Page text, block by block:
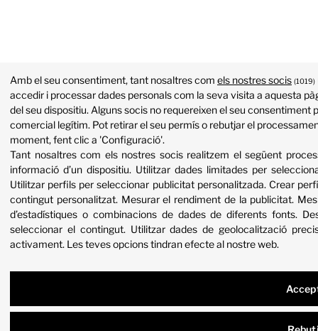
Amb el seu consentiment, tant nosaltres com els nostres socis (1019)
accedir i processar dades personals com la seva visita a aquesta
del seu dispositiu. Alguns socis no requereixen el seu consentiment
comercial legítim. Pot retirar el seu permís o rebutjar el
moment, fent clic a 'Configuració'.
Tant nosaltres com els nostres socis realitzem el següent
informació d’un dispositiu. Utilitzar dades limitades per
Utilitzar perfils per seleccionar publicitat personalitzada. Crear
contingut personalitzat. Mesurar el rendiment de la publicitat.
d’estadístiques o combinacions de dades de diferents fonts.
seleccionar el contingut. Utilitzar dades de geolocalització
activament. Les teves opcions tindran efecte al nostre web.